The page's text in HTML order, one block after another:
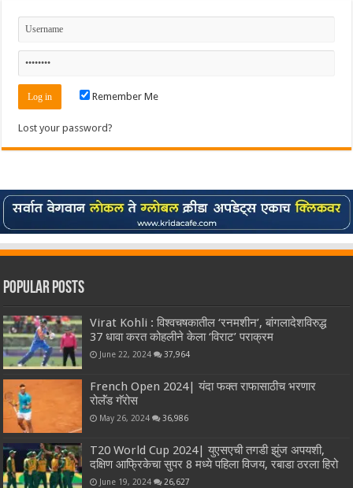
Remember Me
Lost your password?
Popular Posts
Virat Kohli : विश्वचषकातील ‘रनमशीन’, बांगलादेशविरुद्ध
37 धावा करत कोहलीने केला ‘विराट’ पराक्रम
June 22, 2024 37,964
French Open 2024| यंदा फक्त राफासाठीच भरणार
रोलॅंड गॅरोस
May 26, 2024 36,986
T20 World Cup 2024| युएसएची तगडी झुंज अपयशी,
दक्षिण आफ्रिकेचा सुपर 8 मध्ये पहिला विजय, रबाडा ठरला हिरो
June 19, 2024 26,627